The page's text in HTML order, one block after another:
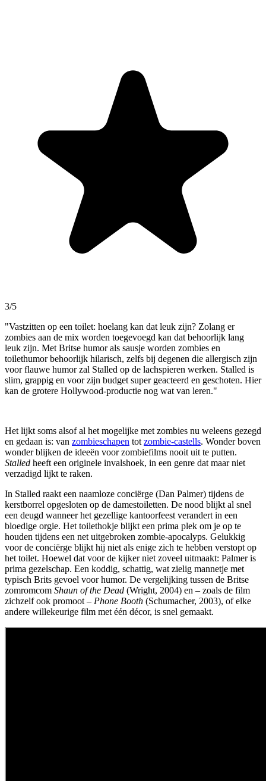
3/5
"Vastzitten op een toilet: hoelang kan dat leuk zijn? Zolang er
zombies aan de mix worden toegevoegd kan dat behoorlijk lang
leuk zijn. Met Britse humor als sausje worden zombies en
toilethumor behoorlijk hilarisch, zelfs bij degenen die allergisch zijn
voor flauwe humor zal Stalled op de lachspieren werken. Stalled is
slim, grappig en voor zijn budget super geacteerd en geschoten. Hier
kan de grotere Hollywood-productie nog wat van leren."
Het lijkt soms alsof al het mogelijke met zombies nu weleens gezegd
en gedaan is: van zombieschapen tot zombie-castells. Wonder boven
wonder blijken de ideeën voor zombiefilms nooit uit te putten.
Stalled heeft een originele invalshoek, in een genre dat maar niet
verzadigd lijkt te raken.
In Stalled raakt een naamloze conciërge (Dan Palmer) tijdens de
kerstborrel opgesloten op de damestoiletten. De nood blijkt al snel
een deugd wanneer het gezellige kantoorfeest verandert in een
bloedige orgie. Het toilethokje blijkt een prima plek om je op te
houden tijdens een net uitgebroken zombie-apocalyps. Gelukkig
voor de conciërge blijkt hij niet als enige zich te hebben verstopt op
het toilet. Hoewel dat voor de kijker niet zoveel uitmaakt: Palmer is
prima gezelschap. Een koddig, schattig, wat zielig mannetje met
typisch Brits gevoel voor humor. De vergelijking tussen de Britse
zomromcom Shaun of the Dead (Wright, 2004) en – zoals de film
zichzelf ook promoot – Phone Booth (Schumacher, 2003), of elke
andere willekeurige film met één décor, is snel gemaakt.